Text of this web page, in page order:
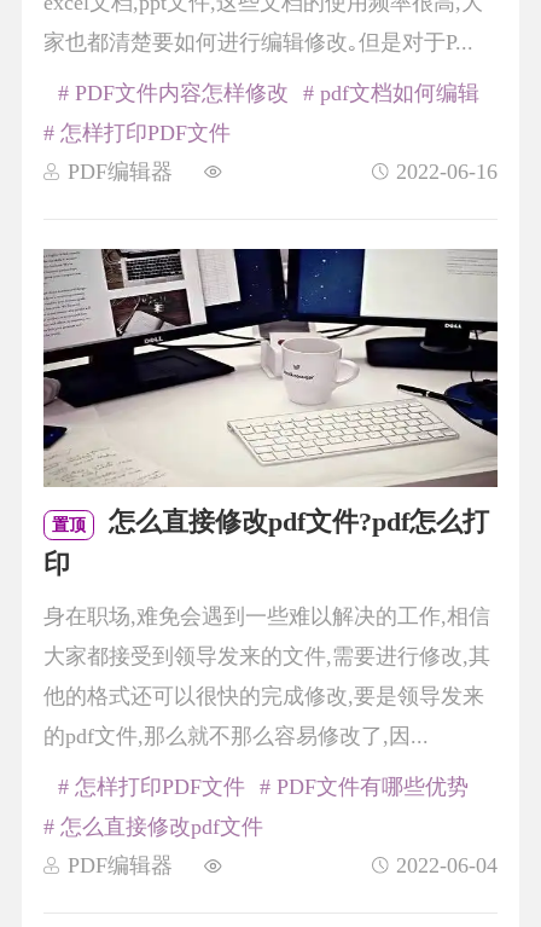
家也都清楚要如何进行编辑修改｡但是对于P...
PDF编辑器 2022-06-16
# PDF文件内容怎样修改
# pdf文档如何编辑
# 怎样打印PDF文件
置顶
怎么直接修改pdf文件?pdf怎么打
印
身在职场,难免会遇到一些难以解决的工作,相信
大家都接受到领导发来的文件,需要进行修改,其
他的格式还可以很快的完成修改,要是领导发来
的pdf文件,那么就不那么容易修改了,因...
PDF编辑器 2022-06-04
# 怎样打印PDF文件
# PDF文件有哪些优势
# 怎么直接修改pdf文件